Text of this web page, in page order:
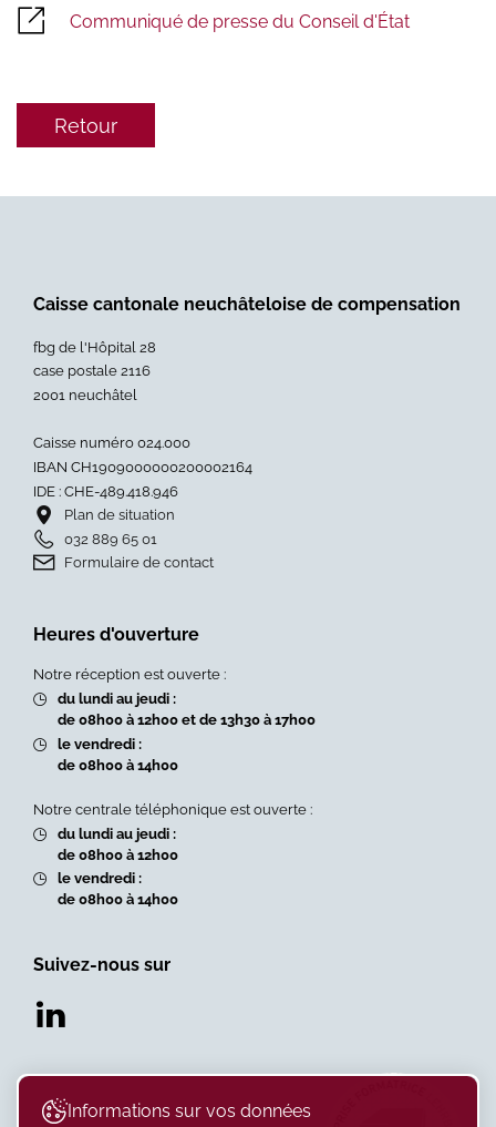
Communiqué de presse du Conseil d'État
Retour
Caisse cantonale neuchâteloise de compensation
fbg de l'Hôpital 28
case postale 2116
2001 neuchâtel
Caisse numéro 024.000
IBAN CH1909000000200002164
IDE : CHE-489.418.946
Plan de situation
032 889 65 01
Formulaire de contact
Heures d'ouverture
Notre réception est ouverte :
du lundi au jeudi :
de 08h00 à 12h00 et de 13h30 à 17h00
le vendredi :
de 08h00 à 14h00
Notre centrale téléphonique est ouverte :
du lundi au jeudi :
de 08h00 à 12h00
le vendredi :
de 08h00 à 14h00
Suivez-nous sur
Informations sur vos données